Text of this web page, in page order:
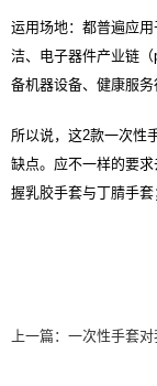
运用场地：都普遍应
洁、电子器件产业链
备机器设备、健康服务
所以说，这2款一次性
缺点。应不一样的要
握乳胶手套与丁腈手套
上一篇： 一次性手套对我们